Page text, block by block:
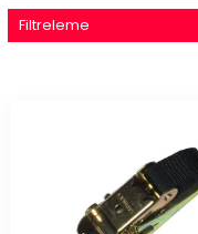
Filtreleme